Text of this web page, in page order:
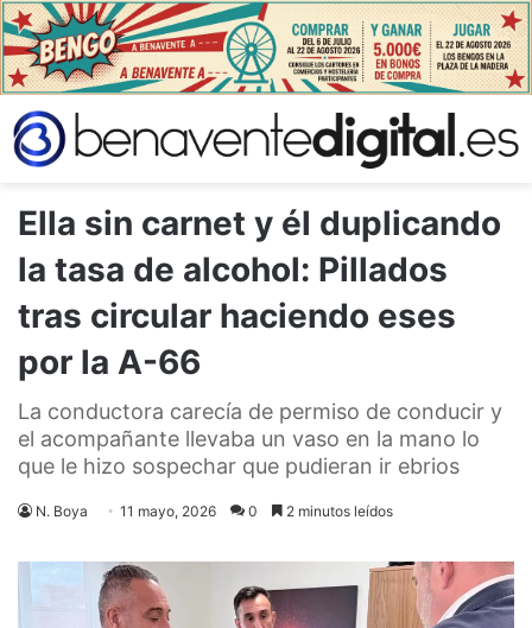
Ella sin carnet y él duplicando
la tasa de alcohol: Pillados
tras circular haciendo eses
por la A-66
La conductora carecía de permiso de conducir y
el acompañante llevaba un vaso en la mano lo
que le hizo sospechar que pudieran ir ebrios
N. Boya 11 mayo, 2026 0 2 minutos leídos